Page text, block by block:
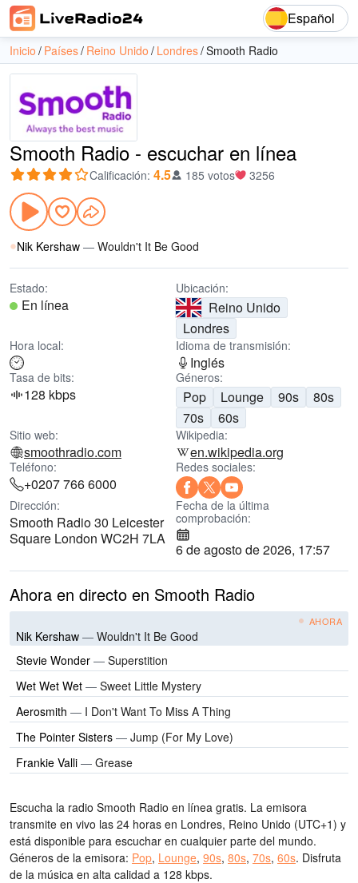
Español
Inicio Países Reino Unido Londres Smooth Radio
Smooth Radio - escuchar en línea
Calificación: 4.5 185 votos 3256
Nik Kershaw — Wouldn't It Be Good
Estado:
En línea
Ubicación:
Reino Unido
Londres
Hora local: Idioma de transmisión:
Inglés
Tasa de bits:
128 kbps
Géneros:
Pop Lounge 90s
80s
70s
60s
Sitio web:
smoothradio.com
Wikipedia:
en.wikipedia.org
Teléfono:
+0207 766 6000
Redes sociales:
Dirección:
Smooth Radio 30 Leicester
Square London WC2H 7LA
Fecha de la última
comprobación:
6 de agosto de 2026, 17:57
Ahora en directo en Smooth Radio
AHORA
Nik Kershaw — Wouldn't It Be Good
Stevie Wonder — Superstition
Wet Wet Wet — Sweet Little Mystery
Aerosmith — I Don't Want To Miss A Thing
The Pointer Sisters — Jump (For My Love)
Frankie Valli — Grease
Escucha la radio Smooth Radio en línea gratis. La emisora
transmite en vivo las 24 horas en Londres, Reino Unido (UTC+1) y
está disponible para escuchar en cualquier parte del mundo.
Géneros de la emisora: Pop, Lounge, 90s, 80s, 70s, 60s. Disfruta
de la música en alta calidad a 128 kbps.